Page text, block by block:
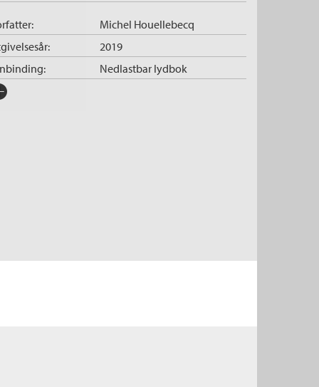
Michel Houellebecq
Nedlastbar lydbok
2019